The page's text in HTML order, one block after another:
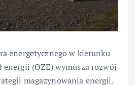
energetycznego w kierunku
energii (OZE) wymusza rozwój
magazynowania energii.